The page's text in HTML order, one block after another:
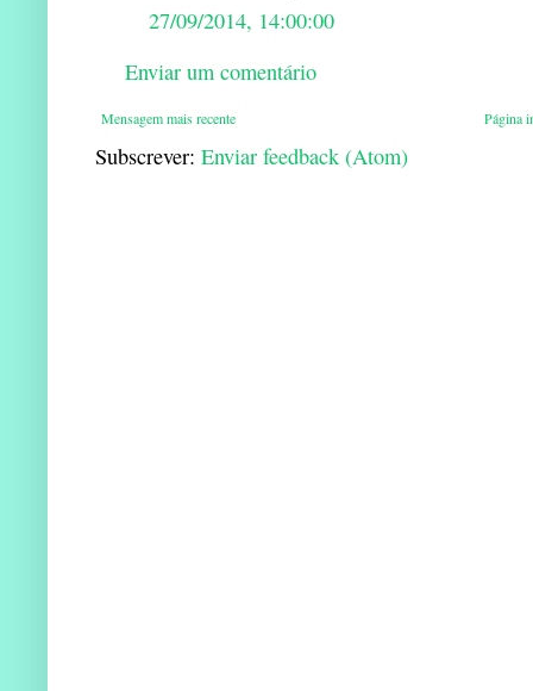
27/09/2014, 14:00:00
Enviar um comentário
Mensagem mais recente Página
Subscrever: Enviar feedback (Atom)